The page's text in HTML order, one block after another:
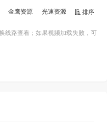
排序
金鹰资源 光速资源 茅台资源
线路查看；如果视频加载失败，可